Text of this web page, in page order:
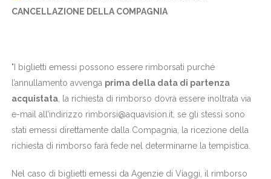
CANCELLAZIONE DELLA COMPAGNIA
"I biglietti emessi possono essere rimborsati purché
l’annullamento avvenga prima della data di partenza
acquistata, la richiesta di rimborso dovrà essere inoltrata via
e-mail all’indirizzo rimborsi@aquavision.it, se gli stessi sono
stati emessi direttamente dalla Compagnia, la ricezione della
richiesta di rimborso farà fede nel determinarne la tempistica.
Nel caso di biglietti emessi da Agenzie di Viaggi, il rimborso